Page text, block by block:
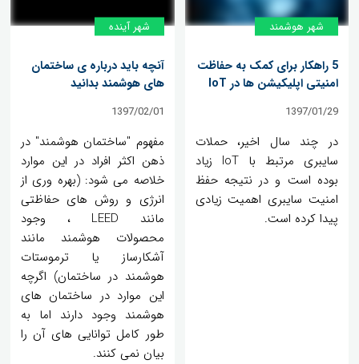
شهر هوشمند
5 راهکار برای کمک به حفاظت
امنیتی اپلیکیشن ها در IoT
1397/01/29
در چند سال اخیر، حملات
سایبری مرتبط با IoT زیاد
بوده است و در نتیجه حفظ
امنیت سایبری اهمیت زیادی
پیدا کرده است.
شهر آینده
آنچه باید درباره ی ساختمان
های هوشمند بدانید
1397/02/01
مفهوم "ساختمان هوشمند" در
ذهن اکثر افراد در این موارد
خلاصه می شود: (بهره وری از
انرژی و روش های حفاظتی
مانند LEED ، وجود
محصولات هوشمند مانند
آشکارساز یا ترموستات
هوشمند در ساختمان) اگرچه
این موارد در ساختمان های
هوشمند وجود دارند اما به
طور کامل توانایی های آن را
بیان نمی کنند.